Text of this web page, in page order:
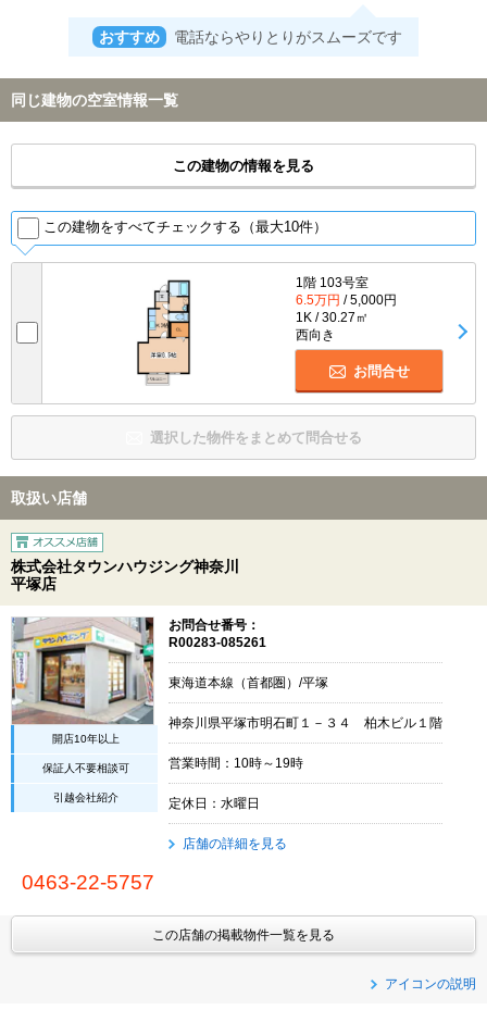
おすすめ 電話ならやりとりがスムーズです
同じ建物の空室情報一覧
この建物の情報を見る
この建物をすべてチェックする（最大10件）
1階 103号室
6.5万円 / 5,000円
1K / 30.27㎡
西向き
お問合せ
選択した物件をまとめて問合せる
取扱い店舗
株式会社タウンハウジング神奈川
平塚店
開店10年以上
保証人不要相談可
引越会社紹介
お問合せ番号：
R00283-085261
東海道本線（首都圏）/平塚
神奈川県平塚市明石町１－３４ 柏木ビル１階
営業時間：10時～19時
定休日：水曜日
店舗の詳細を見る
0463-22-5757
この店舗の掲載物件一覧を見る
アイコンの説明